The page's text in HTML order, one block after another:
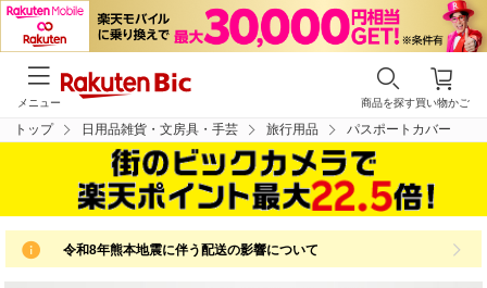
買い物かご
商品を探す
メニュー
トップ 日用品雑貨・文房具・手芸 旅行用品 パスポートカバー
令和8年熊本地震に伴う配送の影響について